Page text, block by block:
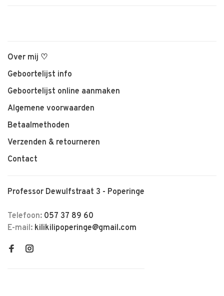
Over mij ♡
Geboortelijst info
Geboortelijst online aanmaken
Algemene voorwaarden
Betaalmethoden
Verzenden & retourneren
Contact
Professor Dewulfstraat 3 - Poperinge
Telefoon: 057 37 89 60
E-mail: kilikilipoperinge@gmail.com